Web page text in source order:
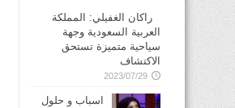
راكان الغفيلي: المملكة
العربية السعودية وجهة
سياحية متميزة تستحق
الاكتشاف
2023/07/29
اسباب و حلول